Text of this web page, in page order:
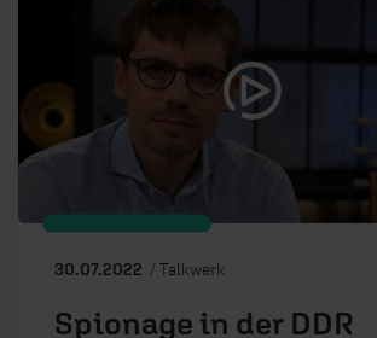
30.07.2022 / Talkwerk
Spionage in der DDR